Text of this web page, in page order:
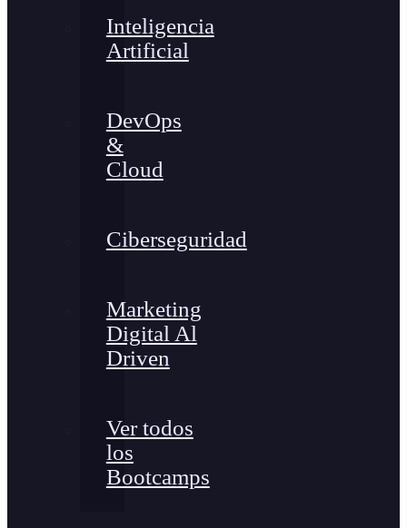
Inteligencia
Artificial
DevOps
&
Cloud
Ciberseguridad
Marketing
Digital Al
Driven
Ver todos
los
Bootcamps